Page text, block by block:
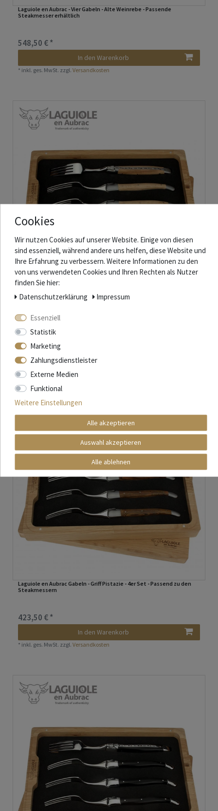
Laguiole en Aubrac - Vier Gabeln - Alte Weinrebe - Passende
Steakmesser erhältlich
548,50 € *
In den Warenkorb
* inkl. ges. MwSt. zzgl.Versandkosten
Laguiole en Aubrac Gabeln - Griff Eiche - 4er Set - passend zu den
423,50 € *
*inkl. ges. MwSt. zzgl.Versandkosten
Laguiole en Aubrac Gabeln - Griff Pistazie - 4er Set - Passend zu den
Steakmessern
423,50 € *
In den Warenkorb
* inkl. ges. MwSt. zzgl.Versandkosten
Cookies
Wir nutzen Cookies auf unserer Website. Einige von diesen
sind essenziell, während andere uns helfen, diese Website und
Ihre Erfahrung zu verbessern. Weitere Informationen zu den
von uns verwendeten Cookies und Ihren Rechten als Nutzer
finden Sie hier:
Daten­schutz­erklärung
Impressum
Essenziell
Statistik
Marketing
Zahlungsdienstleister
Externe Medien
Funktional
Weitere Einstellungen
Alle akzeptieren
Auswahl akzeptieren
Alle ablehnen